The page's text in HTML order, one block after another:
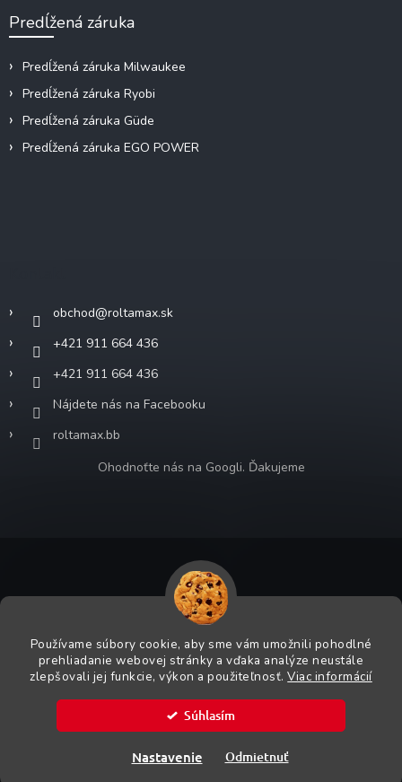
Používame súbory cookie, aby sme vám umožnili pohodlné
prehliadanie webovej stránky a vďaka analýze neustále
zlepšovali jej funkcie, výkon a použiteľnosť.Viac informácií
Súhlasím
Nastavenie Odmietnuť
informácií v predajniach.
Predĺžená záruka
Predĺžená záruka Milwaukee
Predĺžená záruka Ryobi
Predĺžená záruka Güde
Predĺžená záruka EGO POWER
obchod@roltamax.sk
+421 911 664 436
+421 911 664 436
Nájdete nás na Facebooku
roltamax.bb
Ohodnoťte nás na Googli. Ďakujeme
ROLTA MAX s.r.o.. Všetky práva vyhradené.
Grafický návrh vytvoril a na Shoptet implementoval Tomáš Hlad
Shoptetak.cz.
Vytvoril Shoptet